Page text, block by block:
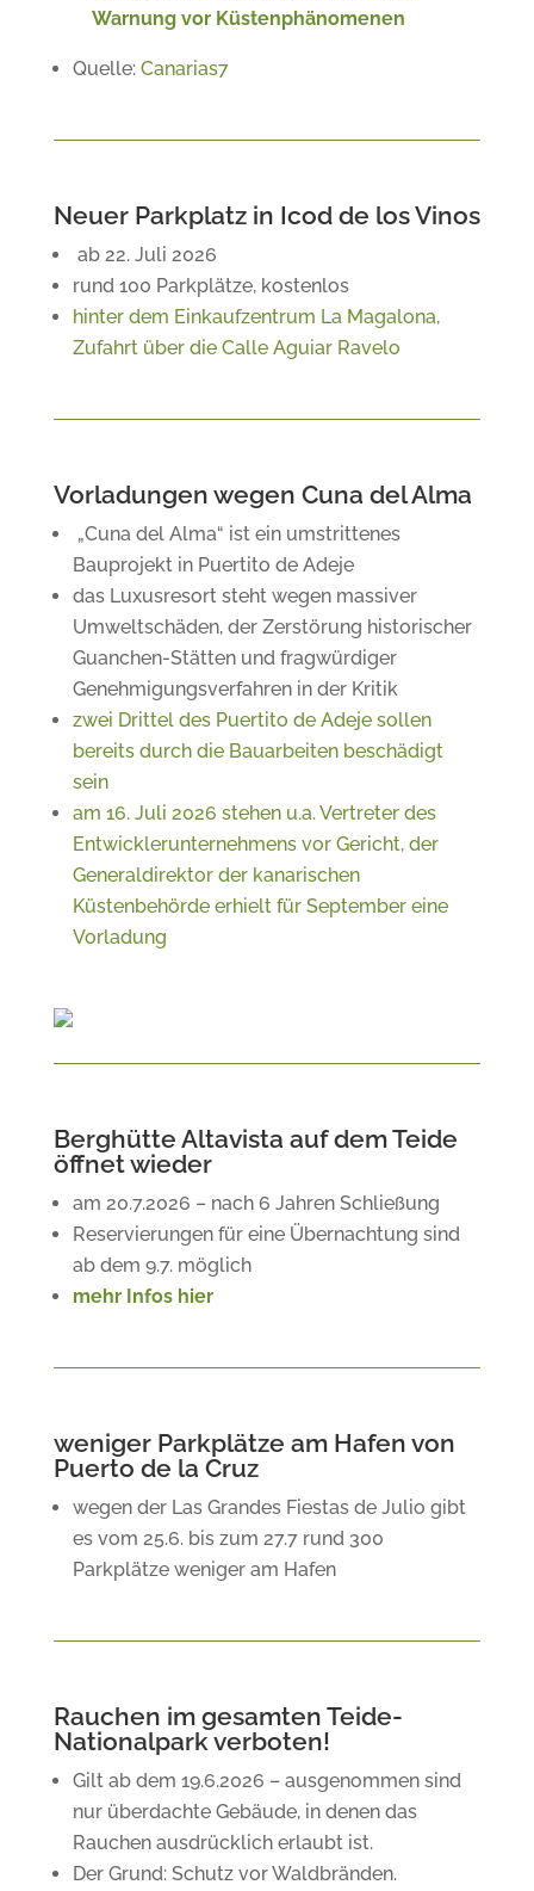
Warnung vor Küstenphänomenen
Quelle: Canarias7
Neuer Parkplatz in Icod de los Vinos
ab 22. Juli 2026
rund 100 Parkplätze, kostenlos
hinter dem Einkaufzentrum La Magalona,
Zufahrt über die Calle Aguiar Ravelo
Vorladungen wegen Cuna del Alma
„Cuna del Alma“ ist ein umstrittenes
Bauprojekt in Puertito de Adeje
das Luxusresort steht wegen massiver
Umweltschäden, der Zerstörung historischer
Guanchen-Stätten und fragwürdiger
Genehmigungsverfahren in der Kritik
zwei Drittel des Puertito de Adeje sollen
bereits durch die Bauarbeiten beschädigt
sein
am 16. Juli 2026 stehen u.a. Vertreter des
Entwicklerunternehmens vor Gericht, der
Generaldirektor der kanarischen
Küstenbehörde erhielt für September eine
Vorladung
Berghütte Altavista auf dem Teide
öffnet wieder
am 20.7.2026 – nach 6 Jahren Schließung
Reservierungen für eine Übernachtung sind
ab dem 9.7. möglich
mehr Infos hier
weniger Parkplätze am Hafen von
Puerto de la Cruz
wegen der Las Grandes Fiestas de Julio gibt
es vom 25.6. bis zum 27.7 rund 300
Parkplätze weniger am Hafen
Rauchen im gesamten Teide-
Nationalpark verboten!
Gilt ab dem 19.6.2026 – ausgenommen sind
nur überdachte Gebäude, in denen das
Rauchen ausdrücklich erlaubt ist.
Der Grund: Schutz vor Waldbränden.